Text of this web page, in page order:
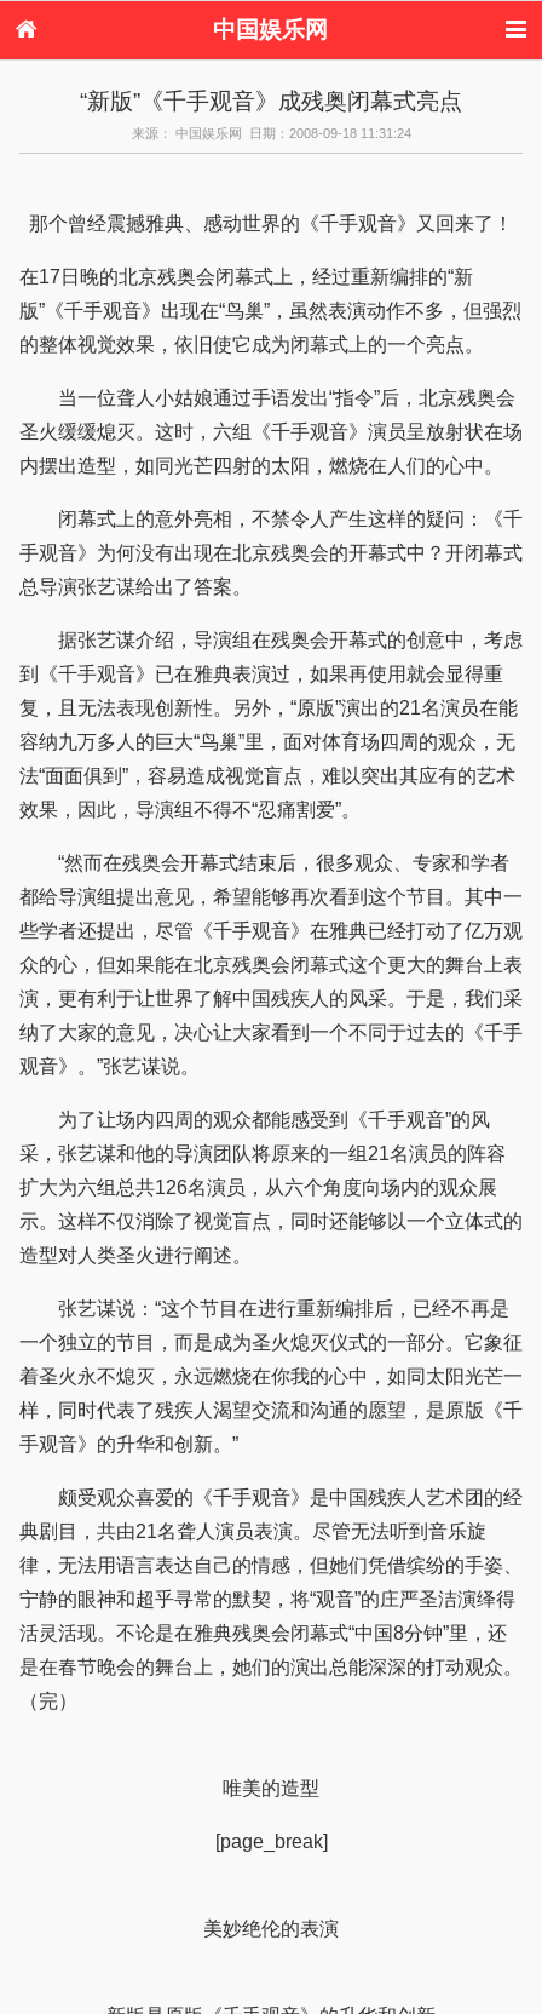
中国娱乐网
港台娱乐
日本娱乐 韩国娱乐
欧美娱乐
音乐新闻 影视新闻
内地明星八卦
“新版”《千手观音》成残奥闭幕式亮点
来源： 中国娱乐网 日期：2008-09-18 11:31:24
那个曾经震撼雅典、感动世界的《千手观音》又回来了！
在17日晚的北京残奥会闭幕式上，经过重新编排的“新
版”《千手观音》出现在“鸟巢”，虽然表演动作不多，但强烈
的整体视觉效果，依旧使它成为闭幕式上的一个亮点。
当一位聋人小姑娘通过手语发出“指令”后，北京残奥会
圣火缓缓熄灭。这时，六组《千手观音》演员呈放射状在场
内摆出造型，如同光芒四射的太阳，燃烧在人们的心中。
闭幕式上的意外亮相，不禁令人产生这样的疑问：《千
手观音》为何没有出现在北京残奥会的开幕式中？开闭幕式
总导演张艺谋给出了答案。
据张艺谋介绍，导演组在残奥会开幕式的创意中，考虑
到《千手观音》已在雅典表演过，如果再使用就会显得重
复，且无法表现创新性。另外，“原版”演出的21名演员在能
容纳九万多人的巨大“鸟巢”里，面对体育场四周的观众，无
法“面面俱到”，容易造成视觉盲点，难以突出其应有的艺术
效果，因此，导演组不得不“忍痛割爱”。
“然而在残奥会开幕式结束后，很多观众、专家和学者
都给导演组提出意见，希望能够再次看到这个节目。其中一
些学者还提出，尽管《千手观音》在雅典已经打动了亿万观
众的心，但如果能在北京残奥会闭幕式这个更大的舞台上表
演，更有利于让世界了解中国残疾人的风采。于是，我们采
纳了大家的意见，决心让大家看到一个不同于过去的《千手
观音》。”张艺谋说。
为了让场内四周的观众都能感受到《千手观音”的风
采，张艺谋和他的导演团队将原来的一组21名演员的阵容
扩大为六组总共126名演员，从六个角度向场内的观众展
示。这样不仅消除了视觉盲点，同时还能够以一个立体式的
造型对人类圣火进行阐述。
张艺谋说：“这个节目在进行重新编排后，已经不再是
一个独立的节目，而是成为圣火熄灭仪式的一部分。它象征
着圣火永不熄灭，永远燃烧在你我的心中，如同太阳光芒一
样，同时代表了残疾人渴望交流和沟通的愿望，是原版《千
手观音》的升华和创新。”
颇受观众喜爱的《千手观音》是中国残疾人艺术团的经
典剧目，共由21名聋人演员表演。尽管无法听到音乐旋
律，无法用语言表达自己的情感，但她们凭借缤纷的手姿、
宁静的眼神和超乎寻常的默契，将“观音”的庄严圣洁演绎得
活灵活现。不论是在雅典残奥会闭幕式“中国8分钟”里，还
是在春节晚会的舞台上，她们的演出总能深深的打动观众。
（完）
唯美的造型
[page_break]
美妙绝伦的表演